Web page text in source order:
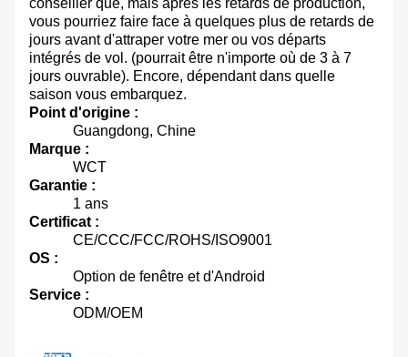
conseiller que, mais après les retards de production,
vous pourriez faire face à quelques plus de retards de
jours avant d'attraper votre mer ou vos départs
intégrés de vol. (pourrait être n'importe où de 3 à 7
jours ouvrable). Encore, dépendant dans quelle
saison vous embarquez.
Point d'origine :
Guangdong, Chine
Marque :
WCT
Garantie :
1 ans
Certificat :
CE/CCC/FCC/ROHS/ISO9001
OS :
Option de fenêtre et d'Android
Service :
ODM/OEM